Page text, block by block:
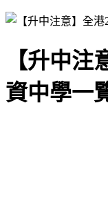
【升中注
資中學一